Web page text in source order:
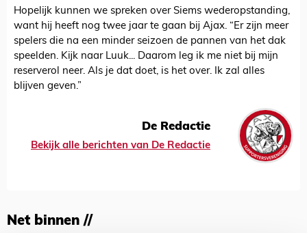
Hopelijk kunnen we spreken over Siems wederopstanding,
want hij heeft nog twee jaar te gaan bij Ajax. “Er zijn meer
spelers die na een minder seizoen de pannen van het dak
speelden. Kijk naar Luuk... Daarom leg ik me niet bij mijn
reserverol neer. Als je dat doet, is het over. Ik zal alles
blijven geven.”
De Redactie
Bekijk alle berichten van De Redactie
Net binnen //